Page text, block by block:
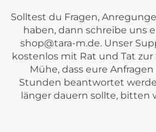
Solltest du Fragen,
haben, dann schreibe uns
shop@tara-m.de. Unser
kostenlos mit Rat und Tat
Mühe, dass eure
Stunden beantwortet
länger dauern sollte, bitten